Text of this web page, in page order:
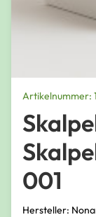
Artikelnummer:
001
Hersteller: